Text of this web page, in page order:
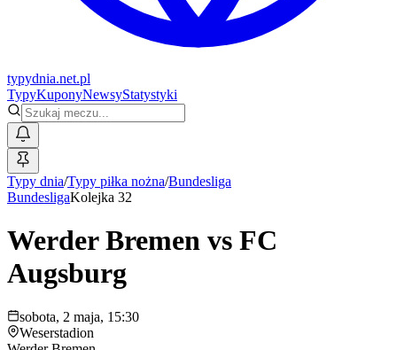
typydnia.net.pl
TypyKuponyNewsyStatystyki
Typy dnia/Typy piłka nożna/Bundesliga
BundesligaKolejka 32
Werder Bremen vs FC
Augsburg
sobota, 2 maja, 15:30
Weserstadion